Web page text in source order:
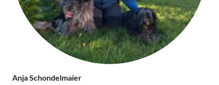
Anja Schondelmaier